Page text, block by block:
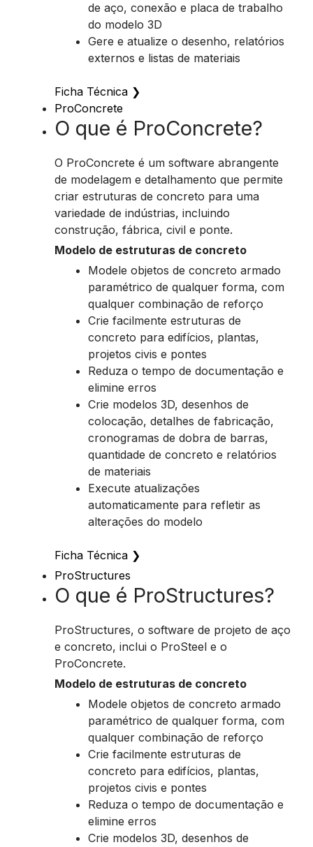
de aço, conexão e placa de trabalho
do modelo 3D
Gere e atualize o desenho, relatórios
externos e listas de materiais
Ficha Técnica ❯
ProConcrete
O que é ProConcrete?
O ProConcrete é um software abrangente
de modelagem e detalhamento que permite
criar estruturas de concreto para uma
variedade de indústrias, incluindo
construção, fábrica, civil e ponte.
Modelo de estruturas de concreto
Modele objetos de concreto armado
paramétrico de qualquer forma, com
qualquer combinação de reforço
Crie facilmente estruturas de
concreto para edifícios, plantas,
projetos civis e pontes
Reduza o tempo de documentação e
elimine erros
Crie modelos 3D, desenhos de
colocação, detalhes de fabricação,
cronogramas de dobra de barras,
quantidade de concreto e relatórios
de materiais
Execute atualizações
automaticamente para refletir as
alterações do modelo
Ficha Técnica ❯
ProStructures
O que é ProStructures?
ProStructures, o software de projeto de aço
e concreto, inclui o ProSteel e o
ProConcrete.
Modelo de estruturas de concreto
Modele objetos de concreto armado
paramétrico de qualquer forma, com
qualquer combinação de reforço
Crie facilmente estruturas de
concreto para edifícios, plantas,
projetos civis e pontes
Reduza o tempo de documentação e
elimine erros
Crie modelos 3D, desenhos de